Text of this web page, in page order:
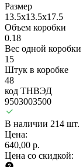
Размер
13.5x13.5x17.5
Объем коробки
0.18
Вес одной коробки
15
Штук в коробке
48
код ТНВЭД
9503003500
В наличии 214 шт.
Цена:
640,00 р.
Цена со скидкой: